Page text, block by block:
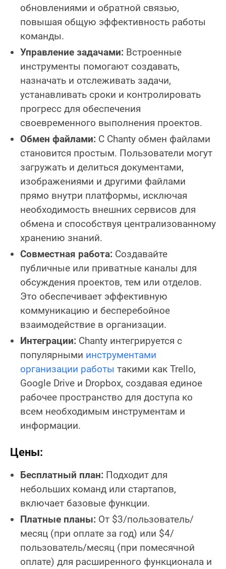
обновлениями и обратной связью,
повышая общую эффективность работы
команды.
Управление задачами: Встроенные
инструменты помогают создавать,
назначать и отслеживать задачи,
устанавливать сроки и контролировать
прогресс для обеспечения
своевременного выполнения проектов.
Обмен файлами: С Chanty обмен файлами
становится простым. Пользователи могут
загружать и делиться документами,
изображениями и другими файлами
прямо внутри платформы, исключая
необходимость внешних сервисов для
обмена и способствуя централизованному
хранению знаний.
Совместная работа: Создавайте
публичные или приватные каналы для
обсуждения проектов, тем или отделов.
Это обеспечивает эффективную
коммуникацию и бесперебойное
взаимодействие в организации.
Интеграции: Chanty интегрируется с
популярными инструментами
организации работы такими как Trello,
Google Drive и Dropbox, создавая единое
рабочее пространство для доступа ко
всем необходимым инструментам и
информации.
Цены:
Бесплатный план: Подходит для
небольших команд или стартапов,
включает базовые функции.
Платные планы: От $3/пользователь/
месяц (при оплате за год) или $4/
пользователь/месяц (при помесячной
оплате) для расширенного функционала и